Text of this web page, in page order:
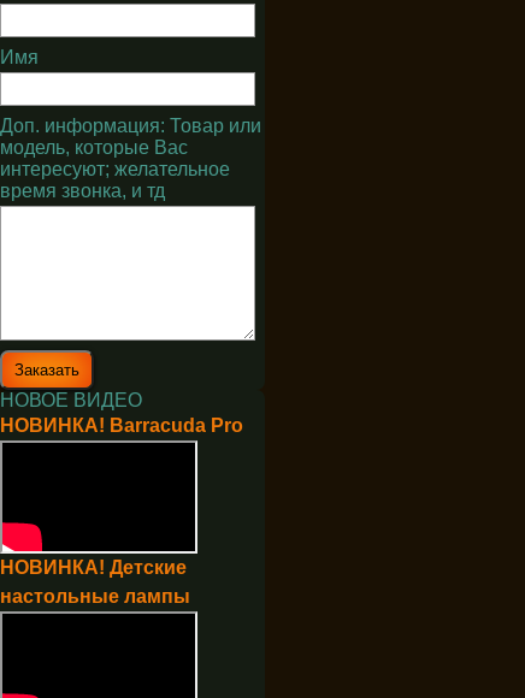
Имя
Доп. информация: Товар или
модель, которые Вас
интересуют; желательное
время звонка, и тд
НОВОЕ ВИДЕО
НОВИНКА! Barracuda Pro
НОВИНКА! Детские
настольные лампы